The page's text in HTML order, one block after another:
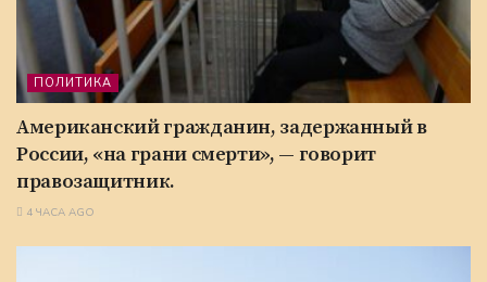
ПОЛИТИКА
Американский гражданин, задержанный в
России, «на грани смерти», — говорит
правозащитник.
4 ЧАСА AGO